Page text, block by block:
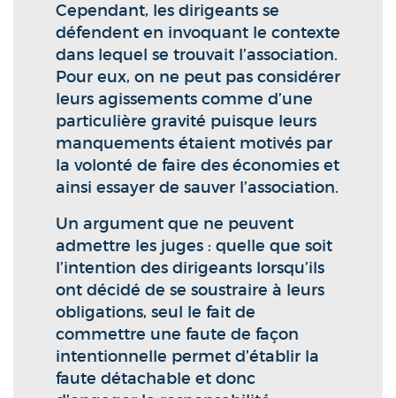
Cependant, les dirigeants se
défendent en invoquant le contexte
dans lequel se trouvait l’association.
Pour eux, on ne peut pas considérer
leurs agissements comme d’une
particulière gravité puisque leurs
manquements étaient motivés par
la volonté de faire des économies et
ainsi essayer de sauver l’association.
Un argument que ne peuvent
admettre les juges : quelle que soit
l’intention des dirigeants lorsqu’ils
ont décidé de se soustraire à leurs
obligations, seul le fait de
commettre une faute de façon
intentionnelle permet d’établir la
faute détachable et donc